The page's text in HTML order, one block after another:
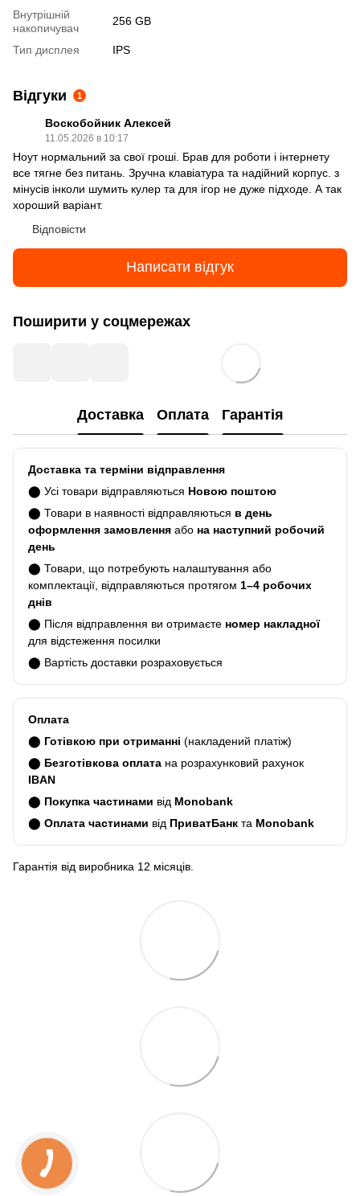
Внутрішній
накопичувач
256 GB
Тип дисплея IPS
Відгуки 1
Воскобойник Алексей
11.05.2026 в 10:17
Ноут нормальний за свої гроші. Брав для роботи і інтернету
все тягне без питань. Зручна клавіатура та надійний корпус. з
мінусів інколи шумить кулер та для ігор не дуже підходе. А так
хороший варіант.
Відповісти
Написати відгук
Поширити у соцмережах
Доставка Оплата Гарантія
Доставка та терміни відправлення
⬤ Усі товари відправляються Новою поштою
⬤ Товари в наявності відправляються в день
оформлення замовлення або на наступний робочий
день
⬤ Товари, що потребують налаштування або
комплектації, відправляються протягом 1–4 робочих
днів
⬤ Після відправлення ви отримаєте номер накладної
для відстеження посилки
⬤ Вартість доставки розраховується
Оплата
⬤ Готівкою при отриманні (накладений платіж)
⬤ Безготівкова оплата на розрахунковий рахунок
IBAN
⬤ Покупка частинами від Monobank
⬤ Оплата частинами від ПриватБанк та Monobank
Гарантія від виробника 12 місяців.